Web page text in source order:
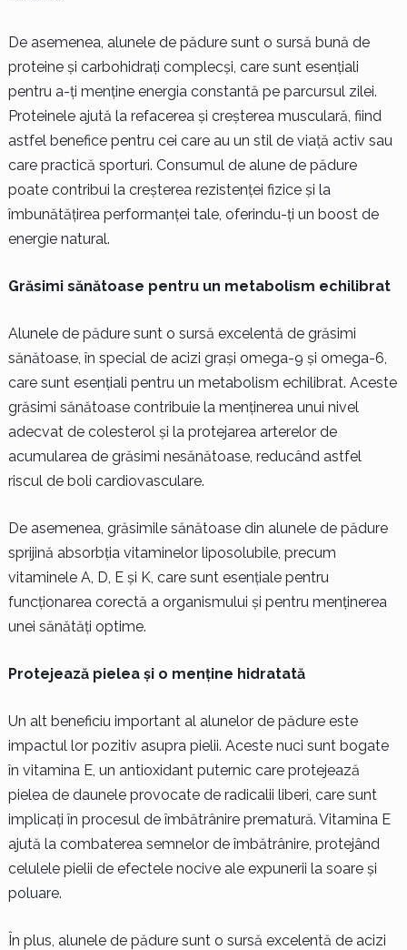
De asemenea, alunele de pădure sunt o sursă bună de
proteine și carbohidrați complecși, care sunt esențiali
pentru a-ți menține energia constantă pe parcursul zilei.
Proteinele ajută la refacerea și creșterea musculară, fiind
astfel benefice pentru cei care au un stil de viață activ sau
care practică sporturi. Consumul de alune de pădure
poate contribui la creșterea rezistenței fizice și la
îmbunătățirea performanței tale, oferindu-ți un boost de
energie natural.
Grăsimi sănătoase pentru un metabolism echilibrat
Alunele de pădure sunt o sursă excelentă de grăsimi
sănătoase, în special de acizi grași omega-9 și omega-6,
care sunt esențiali pentru un metabolism echilibrat. Aceste
grăsimi sănătoase contribuie la menținerea unui nivel
adecvat de colesterol și la protejarea arterelor de
acumularea de grăsimi nesănătoase, reducând astfel
riscul de boli cardiovasculare.
De asemenea, grăsimile sănătoase din alunele de pădure
sprijină absorbția vitaminelor liposolubile, precum
vitaminele A, D, E și K, care sunt esențiale pentru
funcționarea corectă a organismului și pentru menținerea
unei sănătăți optime.
Protejează pielea și o menține hidratată
Un alt beneficiu important al alunelor de pădure este
impactul lor pozitiv asupra pielii. Aceste nuci sunt bogate
în vitamina E, un antioxidant puternic care protejează
pielea de daunele provocate de radicalii liberi, care sunt
implicați în procesul de îmbătrânire prematură. Vitamina E
ajută la combaterea semnelor de îmbătrânire, protejând
celulele pielii de efectele nocive ale expunerii la soare și
poluare.
În plus, alunele de pădure sunt o sursă excelentă de acizi